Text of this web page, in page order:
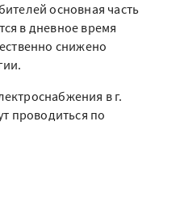
основная часть
в дневное время
снижено
в г.
проводиться по